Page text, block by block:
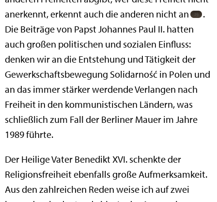
anerkennt, erkennt auch die anderen nicht an
.
Die Beiträge von Papst Johannes Paul II. hatten
auch großen politischen und sozialen Einfluss:
denken wir an die Entstehung und Tätigkeit der
Gewerkschaftsbewegung Solidarność in Polen und
an das immer stärker werdende Verlangen nach
Freiheit in den kommunistischen Ländern, was
schließlich zum Fall der Berliner Mauer im Jahre
1989 führte.
Der Heilige Vater Benedikt XVI. schenkte der
Religionsfreiheit ebenfalls große Aufmerksamkeit.
Aus den zahlreichen Reden weise ich auf zwei